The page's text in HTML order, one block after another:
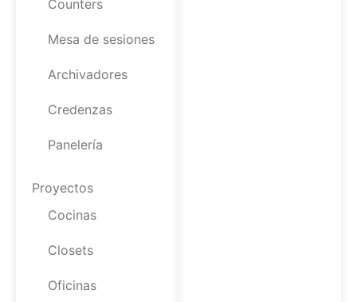
Counters
Mesa de sesiones
Archivadores
Credenzas
Panelería
Proyectos
Cocinas
Closets
Oficinas